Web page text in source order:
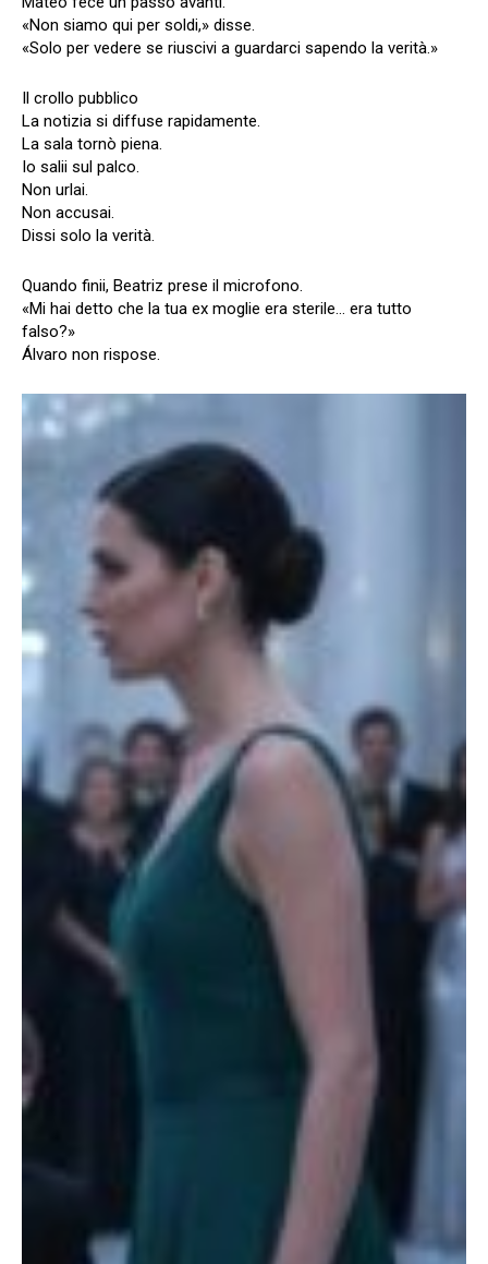
«Non siamo qui per soldi,» disse.
«Solo per vedere se riuscivi a guardarci sapendo la verità.»
Il crollo pubblico
La notizia si diffuse rapidamente.
La sala tornò piena.
Io salii sul palco.
Non urlai.
Non accusai.
Dissi solo la verità.
Quando finii, Beatriz prese il microfono.
«Mi hai detto che la tua ex moglie era sterile… era tutto
falso?»
Álvaro non rispose.